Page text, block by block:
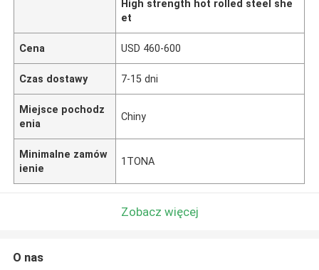
High strength hot rolled steel she
et
Cena USD 460-600
Czas dostawy 7-15 dni
Miejsce pochodz
enia
Chiny
Minimalne zamów
ienie
1TONA
Zobacz więcej
O nas